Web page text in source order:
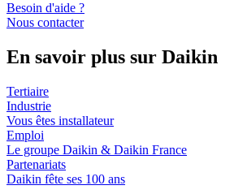
Besoin d'aide ?
Nous contacter
En savoir plus sur Daikin
Tertiaire
Industrie
Vous êtes installateur
Emploi
Le groupe Daikin & Daikin France
Partenariats
Daikin fête ses 100 ans